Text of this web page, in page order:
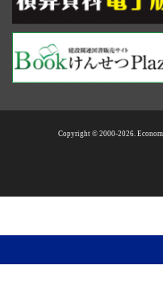
Copyright © 2000-2026.